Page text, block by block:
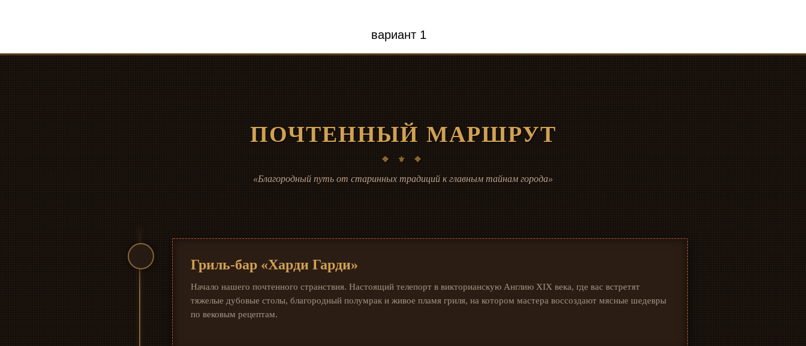
вариант 1
ПОЧТЕННЫЙ МАРШРУТ
«Благородный путь от старинных традиций к главным тайнам города»
Гриль-бар «Харди Гарди»
Начало нашего почтенного странствия. Настоящий телепорт в викторианскую Англию XIX века, где вас встретят
тяжелые дубовые столы, благородный полумрак и живое пламя гриля, на котором мастера воссоздают мясные шедевры
по вековым рецептам.